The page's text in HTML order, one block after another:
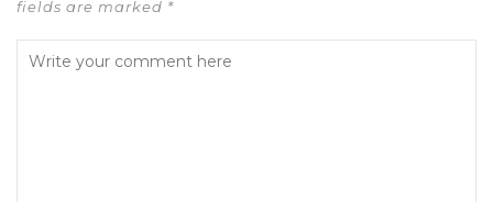
fields are marked *